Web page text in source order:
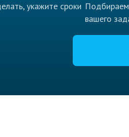
укажите сроки
вашего